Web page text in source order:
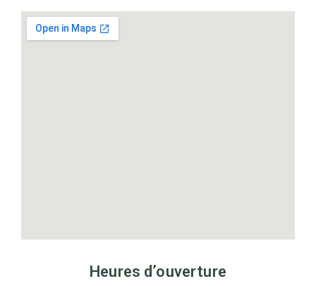
Heures d’ouverture